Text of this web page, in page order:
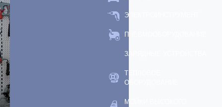
ЭЛЕКТРОИНСТРУМЕНТ
ПНЕВМООБОРУДОВАНИЕ
ЗАРЯДНЫЕ УСТРОЙСТВА
ТЕПЛОВОЕ
ОБОРУДОВАНИЕ
МОЙКИ ВЫСОКОГО